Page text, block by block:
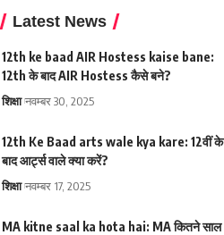
Latest News
12th ke baad AIR Hostess kaise bane:
12th के बाद AIR Hostess कैसे बने?
शिक्षा नवम्बर 30, 2025
12th Ke Baad arts wale kya kare: 12वीं के
बाद आर्ट्स वाले क्या करें?
शिक्षा नवम्बर 17, 2025
MA kitne saal ka hota hai: MA कितने साल